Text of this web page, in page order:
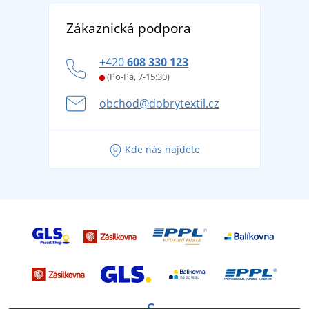
Vrácení zboží a reklamace
Potisk a výšivka
Věrnostní program BONTIS +
DobrýTextil pro firmy a organizace
tradicí od roku 1976
Letní dobrodružství začíná balením aneb připravte
se na dovolenou bez starostí
Zákaznická podpora
+420608 330 123
(Po-Pá, 7-15:30)
obchod@dobrytextil.cz
Kde nás najdete